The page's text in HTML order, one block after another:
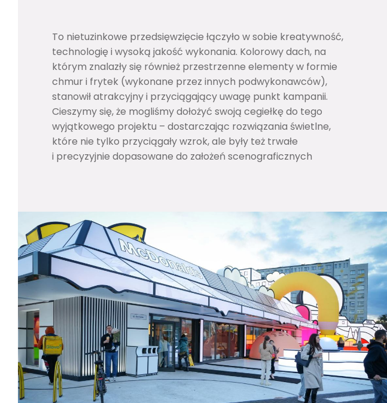
To nietuzinkowe przedsięwzięcie łączyło w sobie kreatywność,
technologię i wysoką jakość wykonania. Kolorowy dach, na
którym znalazły się również przestrzenne elementy w formie
chmur i frytek (wykonane przez innych podwykonawców),
stanowił atrakcyjny i przyciągający uwagę punkt kampanii.
Cieszymy się, że mogliśmy dołożyć swoją cegiełkę do tego
wyjątkowego projektu – dostarczając rozwiązania świetlne,
które nie tylko przyciągały wzrok, ale były też trwałe
i precyzyjnie dopasowane do założeń scenograficznych